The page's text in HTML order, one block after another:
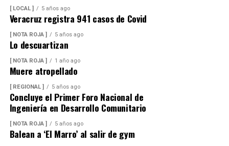
[ LOCAL ] 5 años ago
Veracruz registra 941 casos de Covid
[ NOTA ROJA ] 5 años ago
Lo descuartizan
[ NOTA ROJA ] 1 año ago
Muere atropellado
[ REGIONAL ] 5 años ago
Concluye el Primer Foro Nacional de
Ingeniería en Desarrollo Comunitario
[ NOTA ROJA ] 5 años ago
Balean a ‘El Marro’ al salir de gym